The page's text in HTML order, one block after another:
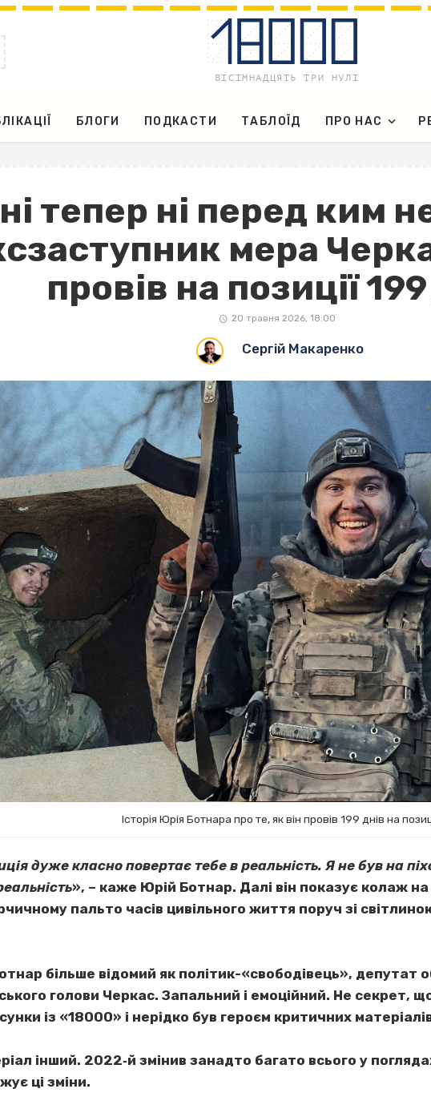
БЛОГИ ПОДКАСТИ ТАБЛОЇД ПРО НАС
тепер ні перед ким
мера
провів на позиції
20 травня 2026, 18:00
Сергій Макаренко
Історія Юрія Ботнара про те, як він провів 199 днів на
дуже класно повертає тебе в реальність. Я не був на
», – каже Юрій Ботнар. Далі він показує колаж
пальто часів цивільного життя поруч зі
більше відомий як політик-«свободівець», депутат
голови Черкас. Запальний і емоційний. Не секрет,
із «18000» і нерідко був героєм критичних
інший. 2022‐й змінив занадто багато всього у
ці зміни.